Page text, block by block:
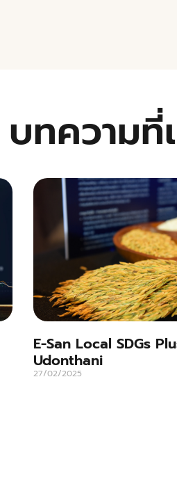
บทความที่
E-San Local SDGs
Udonthani
27/02/2025